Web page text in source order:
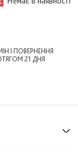
І ПОВЕРНЕННЯ
21 ДНЯ